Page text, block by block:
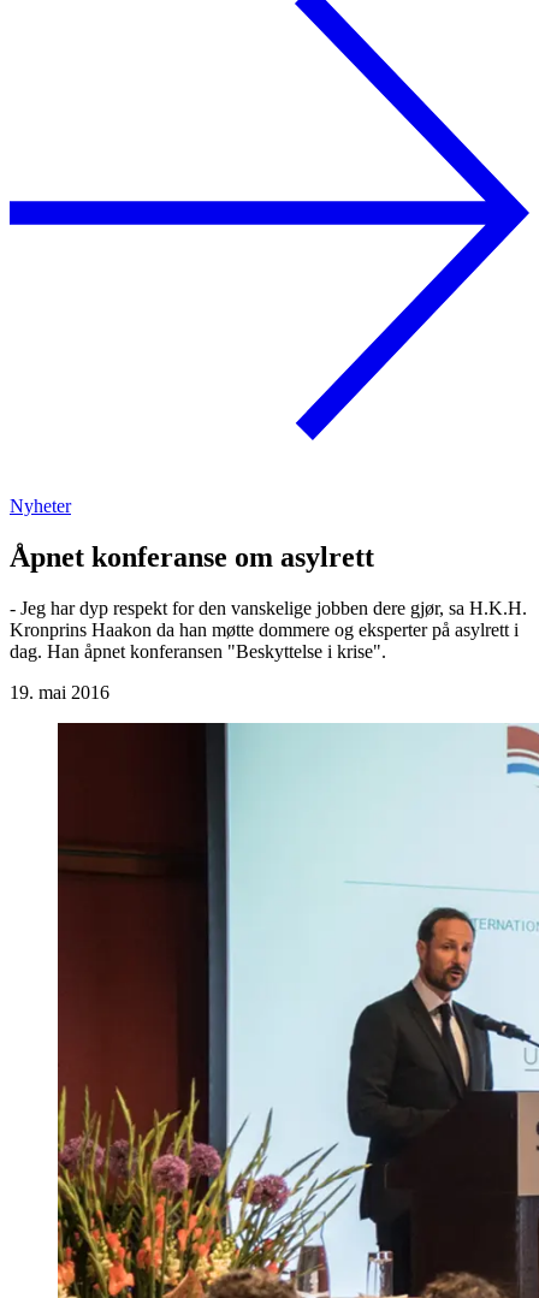
Nyheter
Åpnet konferanse om asylrett
- Jeg har dyp respekt for den vanskelige jobben dere gjør, sa H.K.H.
Kronprins Haakon da han møtte dommere og eksperter på asylrett i
dag. Han åpnet konferansen "Beskyttelse i krise".
19. mai 2016